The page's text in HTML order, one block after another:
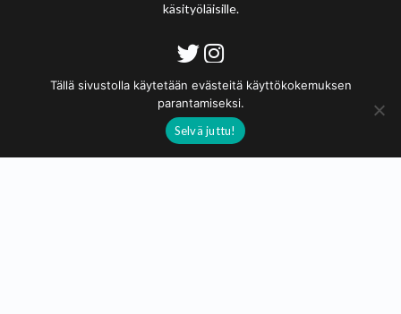
käsityöläisille.
Tietosuojaseloste
© 2020 - 2026
Tällä sivustolla käytetään evästeitä käyttökokemuksen
parantamiseksi.
Selvä juttu!